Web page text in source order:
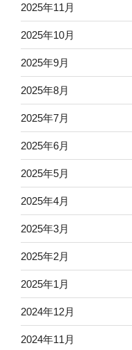
2025年11月
2025年10月
2025年9月
2025年8月
2025年7月
2025年6月
2025年5月
2025年4月
2025年3月
2025年2月
2025年1月
2024年12月
2024年11月